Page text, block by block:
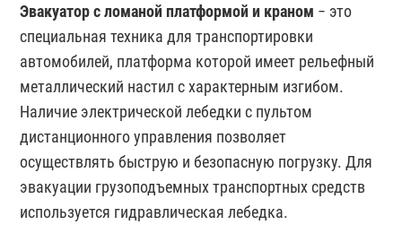
Эвакуатор с ломаной платформой и краном − это
специальная техника для транспортировки
автомобилей, платформа которой имеет рельефный
металлический настил с характерным изгибом.
Наличие электрической лебедки с пультом
дистанционного управления позволяет
осуществлять быструю и безопасную погрузку. Для
эвакуации грузоподъемных транспортных средств
используется гидравлическая лебедка.